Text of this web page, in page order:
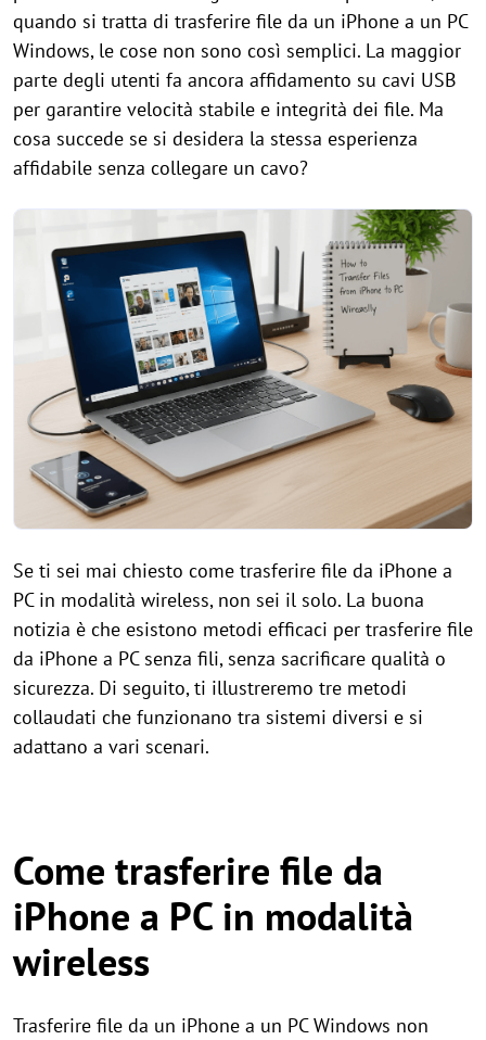
quando si tratta di trasferire file da un iPhone a un PC
Windows, le cose non sono così semplici. La maggior
parte degli utenti fa ancora affidamento su cavi USB
per garantire velocità stabile e integrità dei file. Ma
cosa succede se si desidera la stessa esperienza
affidabile senza collegare un cavo?
Se ti sei mai chiesto come trasferire file da iPhone a
PC in modalità wireless, non sei il solo. La buona
notizia è che esistono metodi efficaci per trasferire file
da iPhone a PC senza fili, senza sacrificare qualità o
sicurezza. Di seguito, ti illustreremo tre metodi
collaudati che funzionano tra sistemi diversi e si
adattano a vari scenari.
Come trasferire file da
iPhone a PC in modalità
wireless
Trasferire file da un iPhone a un PC Windows non